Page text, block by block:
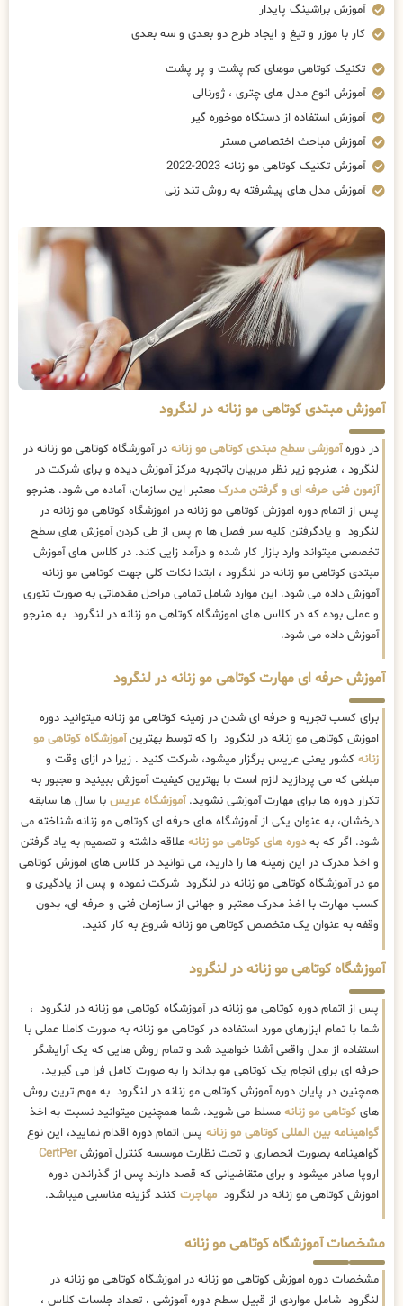
آموزش براشینگ پایدار
کار با موزر و تیغ و ایجاد طرح دو بعدی و سه بعدی
تکنیک کوتاهی موهای کم پشت و پر پشت
آموزش انوع مدل های چتری ، ژورنالی
آموزش استفاده از دستگاه موخوره گیر
آموزش مباحث اختصاصی مستر
آموزش تکنیک کوتاهی مو زنانه 2023-2022
آموزش مدل های پیشرفته به روش تند زنی
آموزش مبتدی کوتاهی مو زنانه در لنگرود
در دورهآموزشی سطح مبتدی کوتاهی مو زنانه در آموزشگاه کوتاهی مو زنانه در
لنگرود ، هنرجو زیر نظر مربیان باتجربه مرکز آموزش دیده و برای شرکت در
آزمون فنی حرفه ای و گرفتن مدرک معتبر این سازمان، آماده می شود. هنرجو
پس از اتمام دوره اموزش کوتاهی مو زنانه در اموزشگاه کوتاهی مو زنانه در
لنگرود و یادگرفتن کلیه سر فصل ها م پس از طی کردن آموزش های سطح
تخصصی میتواند وارد بازار کار شده و درآمد زایی کند. در کلاس های آموزش
مبتدی کوتاهی مو زنانه در لنگرود ، ابتدا نکات کلی جهت کوتاهی مو زنانه
آموزش داده می شود. این موارد شامل تمامی مراحل مقدماتی به صورت تئوری
و عملی بوده که در کلاس های اموزشگاه کوتاهی مو زنانه در لنگرود به هنرجو
آموزش داده می شود.
آموزش حرفه ای مهارت کوتاهی مو زنانه در لنگرود
برای کسب تجربه و حرفه ای شدن در زمینه کوتاهی مو زنانه میتوانید دوره
اموزش کوتاهی مو زنانه در لنگرود را که توسط بهترینآموزشگاه کوتاهی مو
زنانه کشور یعنی عریس برگزار میشود، شرکت کنید . زیرا در ازای وقت و
مبلغی که می پردازید لازم است با بهترین کیفیت آموزش ببینید و مجبور به
تکرار دوره ها برای مهارت آموزشی نشوید.آموزشگاه عریس با سال ها سابقه
درخشان، به عنوان یکی از آموزشگاه های حرفه ای کوتاهی مو زنانه شناخته می
شود. اگر که بهدوره های کوتاهی مو زنانه علاقه داشته و تصمیم به یاد گرفتن
و اخذ مدرک در این زمینه ها را دارید، می توانید در کلاس های اموزش کوتاهی
مو در آموزشگاه کوتاهی مو زنانه در لنگرود شرکت نموده و پس از یادگیری و
کسب مهارت با اخذ مدرک معتبر و جهانی از سازمان فنی و حرفه ای، بدون
وقفه به عنوان یک متخصص کوتاهی مو زنانه شروع به کار کنید.
آموزشگاه کوتاهی مو زنانه در لنگرود
پس از اتمام دوره کوتاهی مو زنانه در آموزشگاه کوتاهی مو زنانه در لنگرود ،
شما با تمام ابزارهای مورد استفاده در کوتاهی مو زنانه به صورت کاملا عملی با
استفاده از مدل واقعی آشنا خواهید شد و تمام روش هایی که یک آرایشگر
حرفه ای برای انجام یک کوتاهی مو بداند را به صورت کامل فرا می گیرید.
همچنین در پایان دوره آموزش کوتاهی مو زنانه در لنگرود به مهم ترین روش
های کوتاهی مو زنانه مسلط می شوید. شما همچنین میتوانید نسبت به اخذ
گواهینامه بین المللی کوتاهی مو زنانه پس اتمام دوره اقدام نمایید، این نوع
گواهینامه بصورت انحصاری و تحت نظارت موسسه کنترل آموزشCertPer
اروپا صادر میشود و برای متقاضیانی که قصد دارند پس از گذراندن دوره
اموزش کوتاهی مو زنانه در لنگرود مهاجرت کنند گزینه مناسبی میباشد.
مشخصات آموزشگاه کوتاهی مو زنانه
مشخصات دوره اموزش کوتاهی مو زنانه در اموزشگاه کوتاهی مو زنانه در
لنگرود شامل مواردی از قبیل سطح دوره آموزشی ، تعداد جلسات کلاس ،